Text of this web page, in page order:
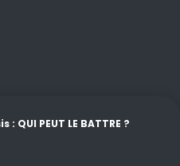
: QUI PEUT LE BATTRE ?